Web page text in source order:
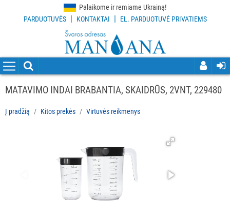
Palaikome ir remiame Ukrainą!
PARDUOTUVĖS | KONTAKTAI | EL. PARDUOTUVĖ PRIVATIEMS
VALYMO
PRIEMONĖS
ĮRANKIAI
MATAVIMO INDAI BRABANTIA, SKAIDRŪS, 2VNT, 229480
Į pradžią Kitos prekės Virtuvės reikmenys